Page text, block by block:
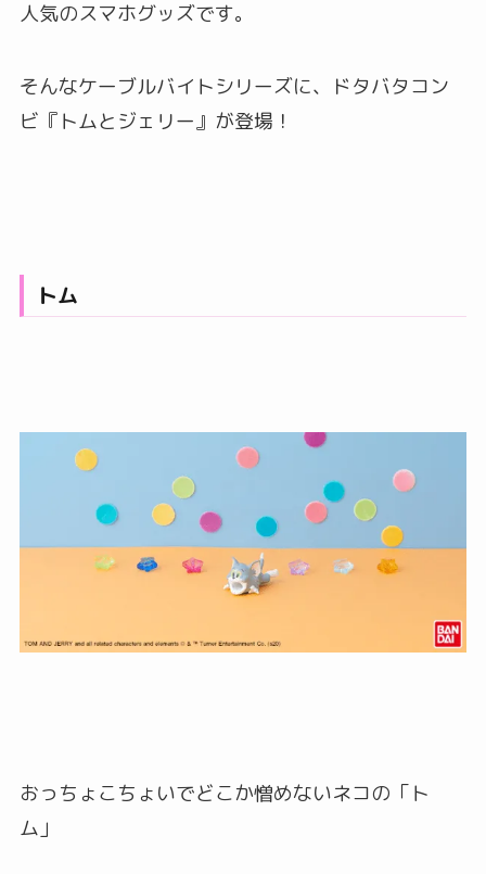
人気のスマホグッズです。
そんなケーブルバイトシリーズに、ドタバタコン
ビ『トムとジェリー』が登場！
トム
おっちょこちょいでどこか憎めないネコの「ト
ム」